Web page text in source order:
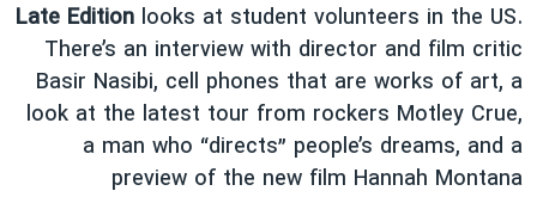
صفحه‌های ویژه
سفر پرزیدنت ترامپ به چین
Late Edition looks at student volunteers in the US.
There’s an interview with director and film critic
Basir Nasibi, cell phones that are works of art, a
look at the latest tour from rockers Motley Crue,
a man who “directs” people’s dreams, and a
preview of the new film Hannah Montana